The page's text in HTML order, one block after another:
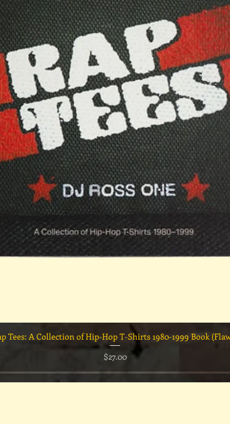
クイックビュー
Tees: A Collection of Hip-Hop T-Shirts 1980-1999 Book
価格
$27.00